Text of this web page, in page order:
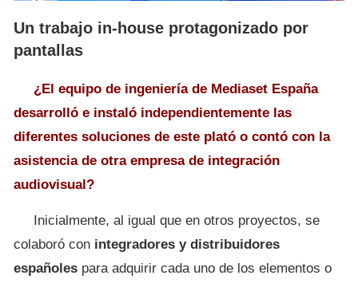
Un trabajo in-house protagonizado por
pantallas
¿El equipo de ingeniería de Mediaset España
desarrolló e instaló independientemente las
diferentes soluciones de este plató o contó con la
asistencia de otra empresa de integración
audiovisual?
Inicialmente, al igual que en otros proyectos, se
colaboró con integradores y distribuidores
españoles para adquirir cada uno de los elementos o